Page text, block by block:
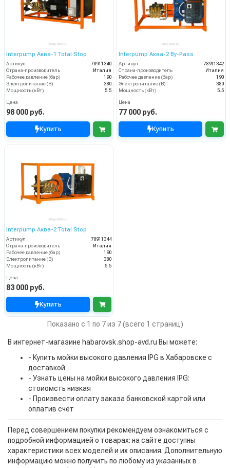
Interpump Аква-1 Total Stop
Артикул
78911340
Страна-производитель
Италия
Рабочее давление (бар)
190
Электропитание (В)
380
Мощность (кВт)
5.5
Цена
98 000 руб.
Купить
Interpump Аква-2 By-Pass
Артикул
78911342
Страна-производитель
Италия
Рабочее давление (бар)
190
Электропитание (В)
380
Мощность (кВт)
5.5
Цена
77 000 руб.
Купить
Interpump Аква-2 Total Stop
Артикул
78911344
Страна-производитель
Италия
Рабочее давление (бар)
190
Электропитание (В)
380
Мощность (кВт)
5.5
Цена
83 000 руб.
Купить
Показано с 1 по 7 из 7 (всего 1 страниц)
В интернет-магазине habarovsk.shop-avd.ru Вы можете:
- Купить мойки высокого давления IPG в Хабаровске с
доставкой
- Узнать цены на мойки высокого давления IPG:
стоиомсть низкая
- Произвести оплату заказа банковской картой или
оплатив счёт
Перед совершением покупки рекомендуем ознакомиться с
подробной информацией о товарах: на сайте доступны
характеристики всех моделей и их описания. Дополнительную
информацию можно получить по любому из указанных в